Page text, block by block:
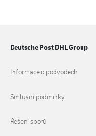
Deutsche Post DHL Group
Informace o podvodech
Smluvní podmínky
Řešení sporů